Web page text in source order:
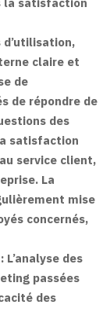
d’utilisation,
claire et
de
de répondre de
des
satisfaction
service client,
La
mise
concernés,
L’analyse des
passées
des